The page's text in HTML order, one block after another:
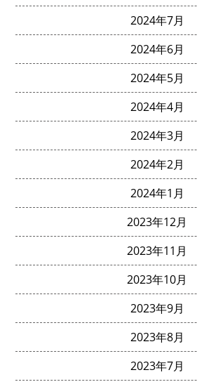
2024年7月
2024年6月
2024年5月
2024年4月
2024年3月
2024年2月
2024年1月
2023年12月
2023年11月
2023年10月
2023年9月
2023年8月
2023年7月